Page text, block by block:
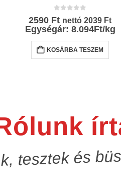
az 5-ből
2590 Ft nettó2039 Ft
Egységár: 8.094Ft/kg
KOSÁRBA TESZEM
tesztek és